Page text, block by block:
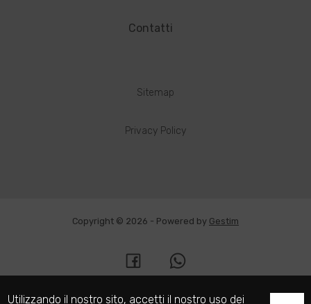
Contatti
Sitemap
Privacy Policy
Copyright © 2026 - Powered by Gestim
Utilizzando il nostro sito, accetti il nostro uso dei